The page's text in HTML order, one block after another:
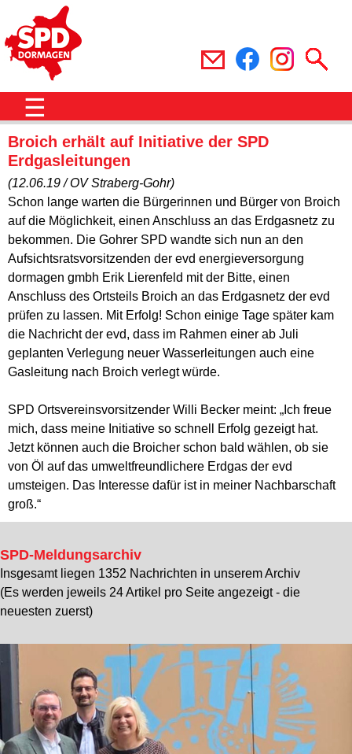
☰
Broich erhält auf Initiative der SPD
Erdgasleitungen
(12.06.19 / OV Straberg-Gohr)
Schon lange warten die Bürgerinnen und Bürger von Broich
auf die Möglichkeit, einen Anschluss an das Erdgasnetz zu
bekommen. Die Gohrer SPD wandte sich nun an den
Aufsichtsratsvorsitzenden der evd energieversorgung
dormagen gmbh Erik Lierenfeld mit der Bitte, einen
Anschluss des Ortsteils Broich an das Erdgasnetz der evd
prüfen zu lassen. Mit Erfolg! Schon einige Tage später kam
die Nachricht der evd, dass im Rahmen einer ab Juli
geplanten Verlegung neuer Wasserleitungen auch eine
Gasleitung nach Broich verlegt würde.
SPD Ortsvereinsvorsitzender Willi Becker meint: „Ich freue
mich, dass meine Initiative so schnell Erfolg gezeigt hat.
Jetzt können auch die Broicher schon bald wählen, ob sie
von Öl auf das umweltfreundlichere Erdgas der evd
umsteigen. Das Interesse dafür ist in meiner Nachbarschaft
groß.“
SPD-Meldungsarchiv
Insgesamt liegen 1352 Nachrichten in unserem Archiv
(Es werden jeweils 24 Artikel pro Seite angezeigt - die
neuesten zuerst)